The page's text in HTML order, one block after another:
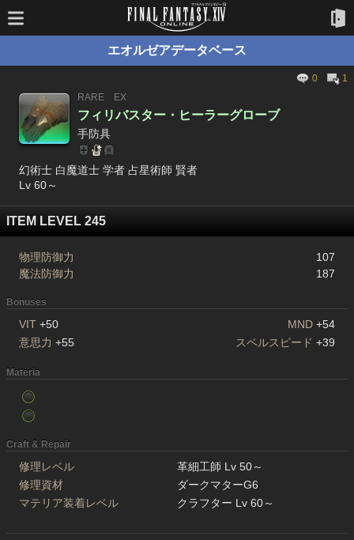
エオルゼアデータベース
0
1
RARE
EX
フィリバスター・ヒーラーグローブ
手防具
幻術士 白魔道士 学者 占星術師 賢者
Lv 60～
ITEM LEVEL 245
物理防御力
107
魔法防御力
187
Bonuses
VIT +50 MND +54
意思力 +55 スペルスピード +39
Materia
Craft & Repair
修理レベル
革細工師 Lv 50～
修理資材
ダークマターG6
マテリア装着レベル
クラフター Lv 60～